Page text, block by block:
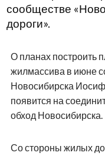
сообществе
дороги».
О планах построить
жилмассива в июне
Новосибирска
появится на
обход Новосибирска.
Со стороны жилых